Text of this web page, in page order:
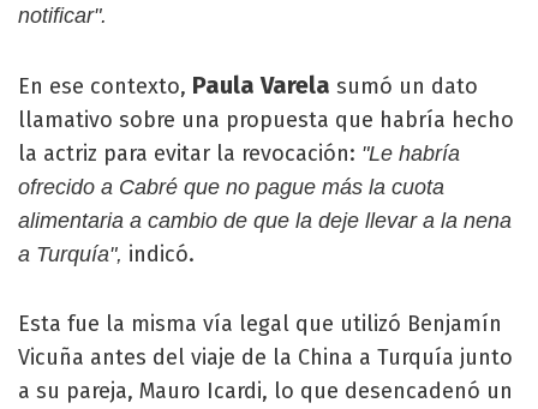
notificar".
En ese contexto, Paula Varela sumó un dato
llamativo sobre una propuesta que habría hecho
la actriz para evitar la revocación: "Le habría
ofrecido a Cabré que no pague más la cuota
alimentaria a cambio de que la deje llevar a la nena
a Turquía", indicó.
Esta fue la misma vía legal que utilizó Benjamín
Vicuña antes del viaje de la China a Turquía junto
a su pareja, Mauro Icardi, lo que desencadenó un